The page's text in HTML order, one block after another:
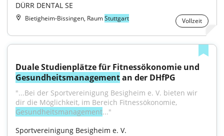
DÜRR DENTAL SE
Bietigheim-Bissingen, RaumStuttgart Vollzeit
Gesundheitsmanagement an der DHfPG
"...Bei der Sportvereinigung Besigheim e. V. bieten wir
Gesundheitsmanagement..."
Sportvereinigung Besigheim e. V.